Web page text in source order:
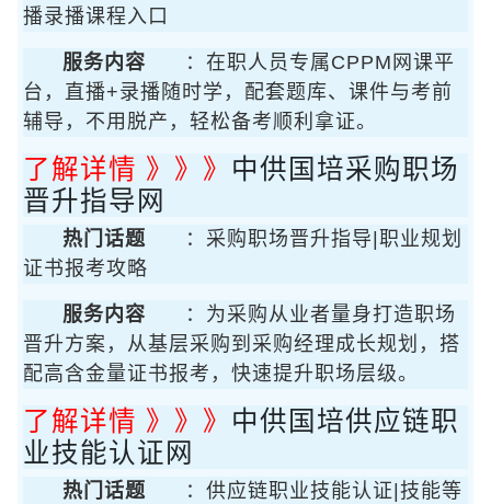
播录播课程入口
服务内容
：在职人员专属CPPM网课平
台，直播+录播随时学，配套题库、课件与考前
辅导，不用脱产，轻松备考顺利拿证。
了解详情 》》》 中供国培采购职场
晋升指导网
热门话题
：采购职场晋升指导|职业规划
证书报考攻略
服务内容
：为采购从业者量身打造职场
晋升方案，从基层采购到采购经理成长规划，搭
配高含金量证书报考，快速提升职场层级。
了解详情 》》》 中供国培供应链职
业技能认证网
热门话题
：供应链职业技能认证|技能等